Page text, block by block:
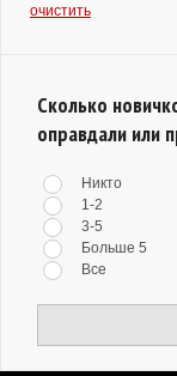
очистить
Сколько
оправдали или
Никто
1-2
3-5
Больше 5
Все